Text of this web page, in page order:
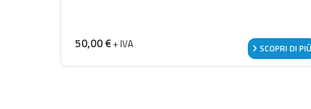
50,00€+ IVA SCOPRI DI PIÙ